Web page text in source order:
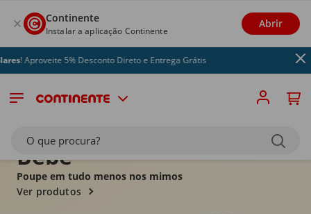
Continente
Instalar a aplicação Continente
Abrir
5% Desconto Direto e Entrega Grátis
O que procura?
Bebé
Poupe em tudo menos nos mimos
Ver produtos